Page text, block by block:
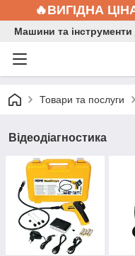
🔥ВИГІДНА
Машини та
Товари та послуги
Відеодіагностика